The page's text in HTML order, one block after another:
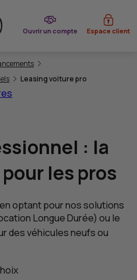
sur le site
Ouvrir un compte
du CIC Espace client
Leasing voiture pro
: la
les pros
optant pour nos solutions
Longue Durée) ou le
des véhicules neufs ou